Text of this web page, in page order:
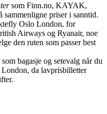
som Finn.no, KAYAK,
priser i sanntid.
Oslo London, for
Airways og Ryanair, noe
den ruten som passer best
bagasje og setevalg når du
da lavprisbilletter